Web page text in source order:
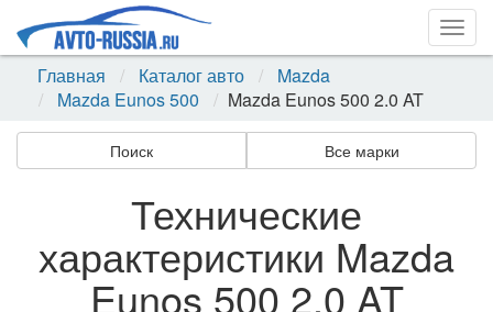
Главная
Каталог авто
Mazda
Mazda Eunos 500
Mazda Eunos 500 2.0 AT
Поиск Все марки
Технические
характеристики Mazda
Eunos 500 2.0 AT